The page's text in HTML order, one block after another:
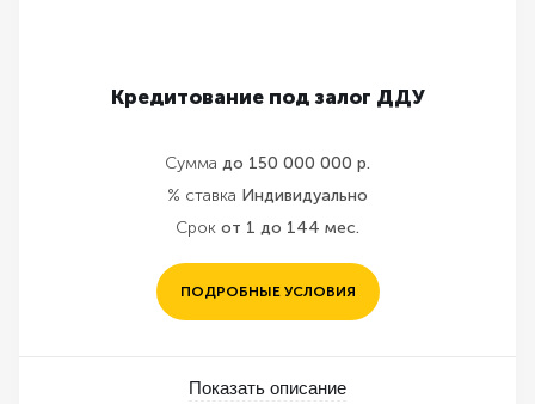
Кредитование под залог ДДУ
Сумма до 150 000 000 р.
% ставка Индивидуально
Срок от 1 до 144 мес.
ПОДРОБНЫЕ УСЛОВИЯ
Показать описание